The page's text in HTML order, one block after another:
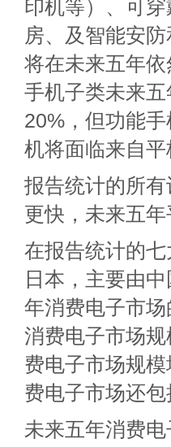
印机等）、可
房、及智能安
将在未来五年
手机子类未来
20%，但功能
机将面临来自
报告统计的所
更快，未来五
在报告统计的
日本，主要由
年消费电子市
消费电子市场
费电子市场规
费电子市场还
未来五年消费